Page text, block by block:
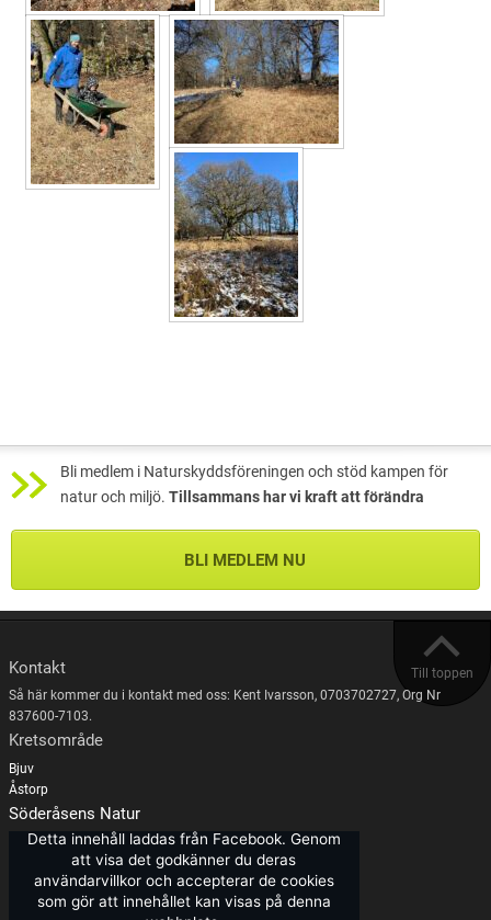
Bli medlem i Naturskyddsföreningen och stöd kampen för
natur och miljö. Tillsammans har vi kraft att förändra
BLI MEDLEM NU
Till toppen
Kontakt
Så här kommer du i kontakt med oss: Kent Ivarsson, 0703702727, Org Nr
837600-7103.
Kretsområde
Bjuv
Åstorp
Söderåsens Natur
Detta innehåll laddas från Facebook. Genom
att visa det godkänner du deras
användarvillkor och accepterar de cookies
som gör att innehållet kan visas på denna